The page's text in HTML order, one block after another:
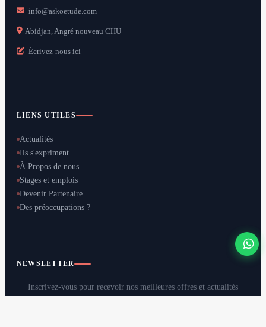
info@askoetude.com
Abidjan, Angré nouveau CHU
Écrivez-nous ici
LIENS UTILES
Actualités
Ils s'expriment
À Propos de nous
Stages et emplois
Devenir Partenaire
Des préoccupations ?
NEWSLETTER
Inscrivez-vous pour recevoir nos meilleures offres et actualités